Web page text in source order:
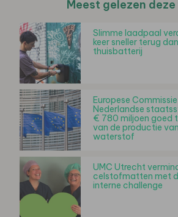
Meest gelezen
Slimme laadpaal
keer sneller terug
thuisbatterij
Europese
Nederlandse
€ 780 miljoen goed
van de productie
waterstof
UMC Utrecht
celstofmatten met
interne challenge